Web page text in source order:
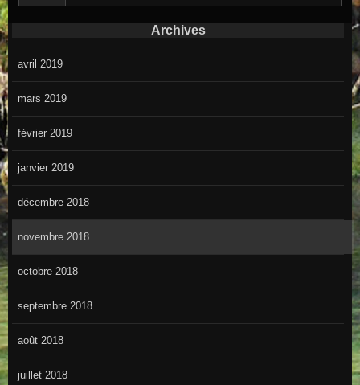
Archives
avril 2019
mars 2019
février 2019
janvier 2019
décembre 2018
novembre 2018
octobre 2018
septembre 2018
août 2018
juillet 2018